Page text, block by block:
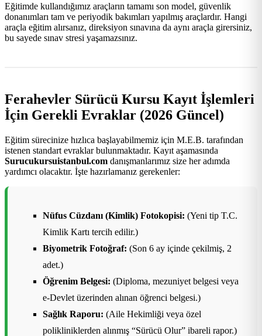
Eğitimde kullandığımız araçların tamamı son model, güvenlik
donanımları tam ve periyodik bakımları yapılmış araçlardır. Hangi
araçla eğitim alırsanız, direksiyon sınavına da aynı araçla girersiniz,
bu sayede sınav stresi yaşamazsınız.
Ferahevler Sürücü Kursu Kayıt İşlemleri
İçin Gerekli Evraklar (2026 Güncel)
Eğitim sürecinize hızlıca başlayabilmemiz için M.E.B. tarafından
istenen standart evraklar bulunmaktadır. Kayıt aşamasında
Surucukursuistanbul.com danışmanlarımız size her adımda
yardımcı olacaktır. İşte hazırlamanız gerekenler:
Nüfus Cüzdanı (Kimlik) Fotokopisi: (Yeni tip T.C.
Kimlik Kartı tercih edilir.)
Biyometrik Fotoğraf: (Son 6 ay içinde çekilmiş, 2
adet.)
Öğrenim Belgesi: (Diploma, mezuniyet belgesi veya
e-Devlet üzerinden alınan öğrenci belgesi.)
Sağlık Raporu: (Aile Hekimliği veya özel
polikliniklerden alınmış “Sürücü Olur” ibareli rapor.)